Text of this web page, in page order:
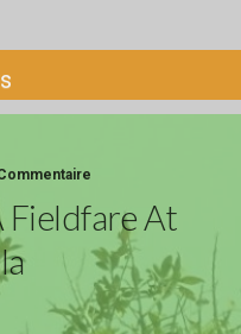
Fieldfare At